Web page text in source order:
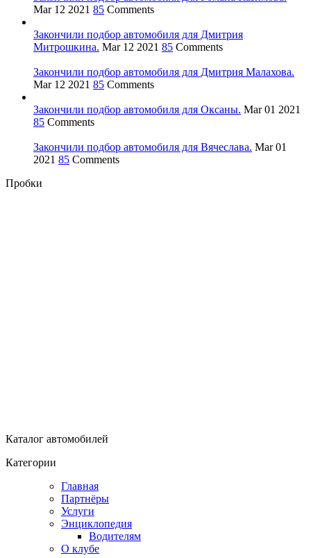
Mar 12 2021 85 Comments
Закончили подбор автомобиля для Дмитрия
Митрошкина. Mar 12 2021 85 Comments
Закончили подбор автомобиля для Дмитрия Малахова.
Mar 12 2021 85 Comments
Закончили подбор автомобиля для Оксаны. Mar 01 2021
85 Comments
Закончили подбор автомобиля для Вячеслава. Mar 01
2021 85 Comments
Пробки
Каталог автомобилей
Категории
Главная
Партнёры
Услуги
Энциклопедия
Водителям
О клубе